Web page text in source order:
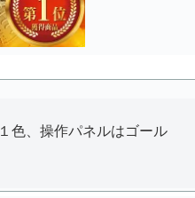
色、操作パネルはゴール